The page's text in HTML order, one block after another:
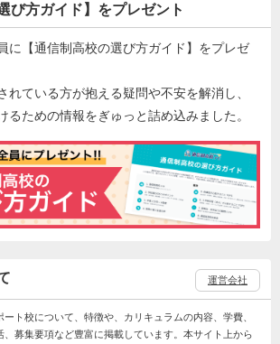
び方ガイド】をプレゼント
に【通信制高校の選び方ガイド】をプレゼ
れている方が抱える疑問や不安を解消し、
るための情報をぎゅっと詰め込みました。
運営会社
ト校について、特徴や、カリキュラムの内容、学費、
、募集要項など豊富に掲載しています。本サイト上から